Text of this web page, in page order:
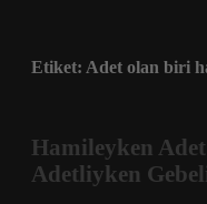
Etiket: Adet olan biri
Hamileyken
Adetliyken